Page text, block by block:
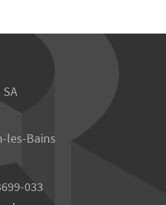
les-Bains
033